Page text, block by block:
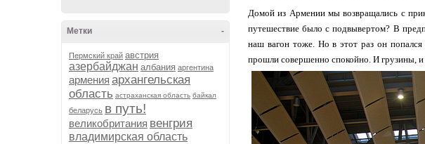
-
Метки
Пермский край австрия
азербайджан албания аргентина
армения архангельская
область астраханская область байкал
беларусь в путь!
великобритания венгрия
владимирская область
Домой из Армении мы возвращались с
путешествие было с подвывертом? В
наш вагон тоже. Но в этот раз он
прошли совершенно спокойно. И грузины,